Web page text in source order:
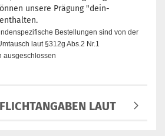
unsere Prägung "dein-
Bestellungen sind von der
laut §312g Abs.2 Nr.1
ausgeschlossen
LAUT